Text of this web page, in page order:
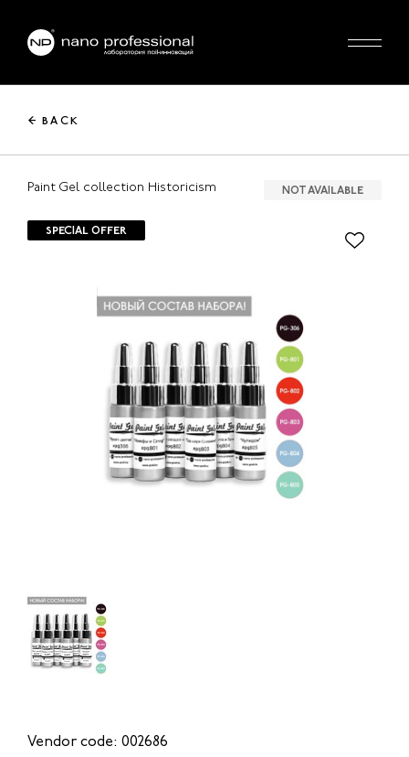
← BACK
Paint Gel collection Historicism NOT AVAILABLE
SPECIAL OFFER
Vendor code: 002686